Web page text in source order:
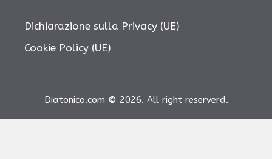
Dichiarazione sulla Privacy (UE)
Cookie Policy (UE)
Diatonico.com © 2026. All right reserverd.